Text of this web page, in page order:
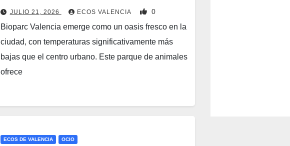
JULIO 21, 2026 ECOS VALENCIA 0
Bioparc Valencia emerge como un oasis fresco en la
ciudad, con temperaturas significativamente más
bajas que el centro urbano. Este parque de animales
ofrece
ECOS DE VALENCIA OCIO